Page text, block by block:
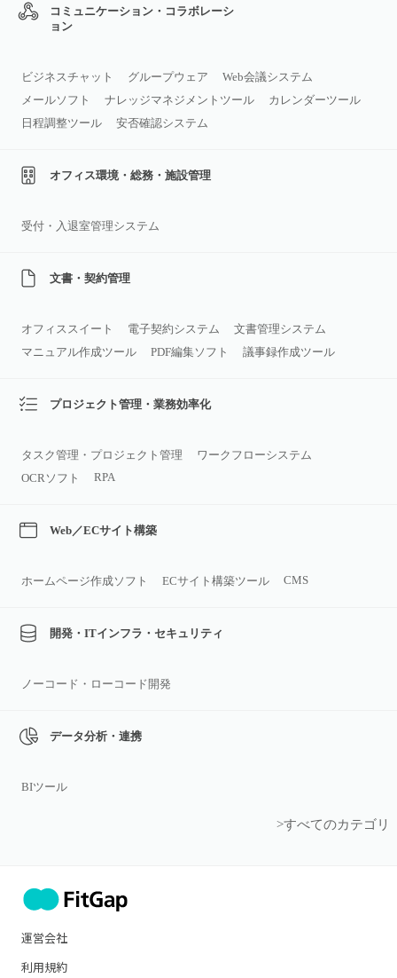
コミュニケーション・コラボレーシ
ョン
ビジネスチャット グループウェア
Web会議システム
メールソフト
ナレッジマネジメントツール
カレンダーツール
日程調整ツール
安否確認システム
オフィス環境・総務・施設管理
受付・入退室管理システム
文書・契約管理
オフィススイート 電子契約システム
文書管理システム
マニュアル作成ツール
PDF編集ソフト 議事録作成ツール
プロジェクト管理・業務効率化
タスク管理・プロジェクト管理
ワークフローシステム
OCRソフト
RPA
Web／ECサイト構築
ホームページ作成ソフト ECサイト構築ツール CMS
開発・ITインフラ・セキュリティ
ノーコード・ローコード開発
データ分析・連携
BIツール
>すべてのカテゴリ
運営会社
利用規約